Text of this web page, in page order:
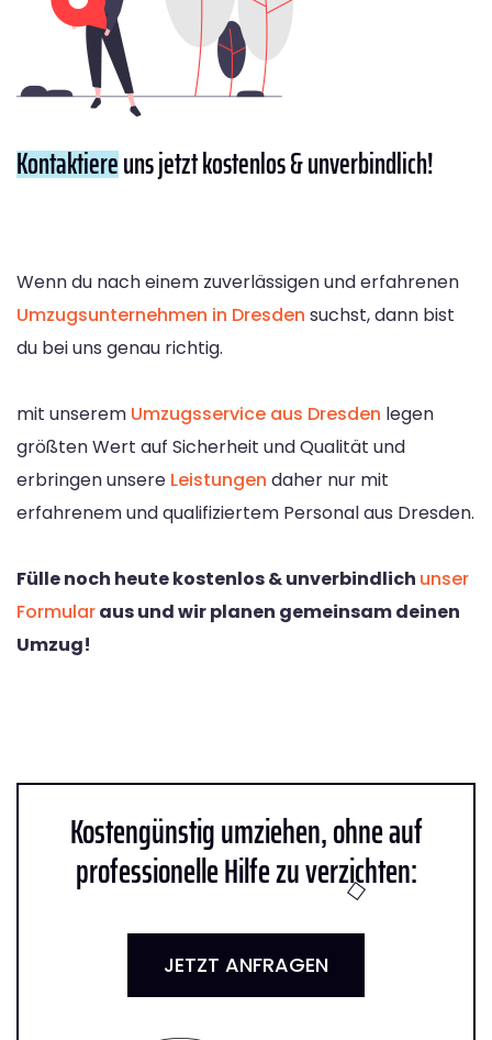
Kontaktiereuns jetzt kostenlos & unverbindlich!
Wenn du nach einem zuverlässigen und erfahrenen
Umzugsunternehmen in Dresden suchst, dann bist
du bei uns genau richtig.
mit unserem Umzugsservice aus Dresden legen
größten Wert auf Sicherheit und Qualität und
erbringen unsere Leistungen daher nur mit
erfahrenem und qualifiziertem Personal aus Dresden.
Fülle noch heute kostenlos & unverbindlich unser
Formularaus und wir planen gemeinsam deinen
Umzug!
Kostengünstig umziehen, ohne auf
professionelle Hilfe zu verzichten:
JETZT ANFRAGEN